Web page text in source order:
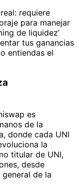
requiere
para manejar
de liquidez’
tus ganancias
entiendas el
es
de la
donde cada UNI
la
titular de UNI,
desde
de la